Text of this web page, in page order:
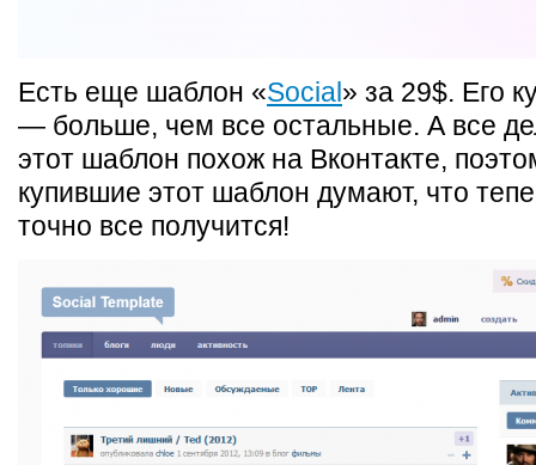
Есть еще шаблон «Social» за 29$. Его
— больше, чем все остальные. А все
этот шаблон похож на Вконтакте,
купившие этот шаблон думают, что
точно все получится!